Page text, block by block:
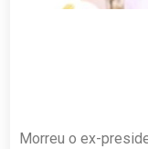
Morreu o ex-